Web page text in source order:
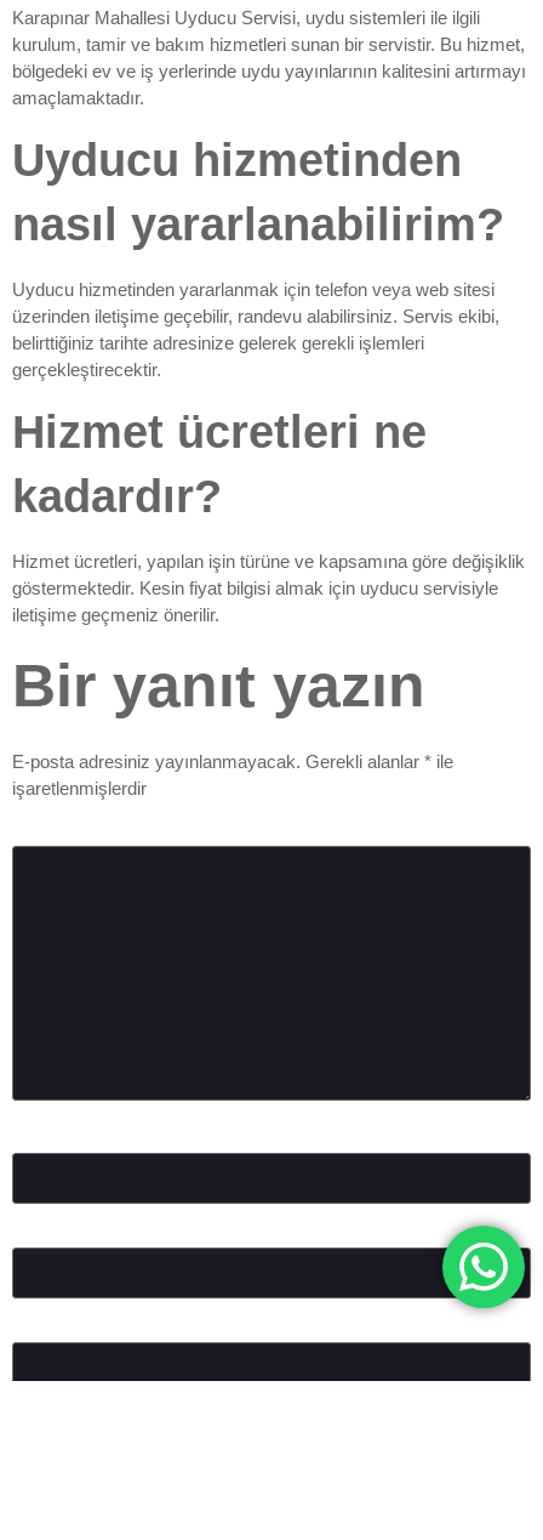
Karapınar Mahallesi Uyducu Servisi, uydu sistemleri ile ilgili
kurulum, tamir ve bakım hizmetleri sunan bir servistir. Bu hizmet,
bölgedeki ev ve iş yerlerinde uydu yayınlarının kalitesini artırmayı
amaçlamaktadır.
Uyducu hizmetinden
nasıl yararlanabilirim?
Uyducu hizmetinden yararlanmak için telefon veya web sitesi
üzerinden iletişime geçebilir, randevu alabilirsiniz. Servis ekibi,
belirttiğiniz tarihte adresinize gelerek gerekli işlemleri
gerçekleştirecektir.
Hizmet ücretleri ne
kadardır?
Hizmet ücretleri, yapılan işin türüne ve kapsamına göre değişiklik
göstermektedir. Kesin fiyat bilgisi almak için uyducu servisiyle
iletişime geçmeniz önerilir.
Bir yanıt yazın
E-posta adresiniz yayınlanmayacak. Gerekli alanlar * ile
işaretlenmişlerdir